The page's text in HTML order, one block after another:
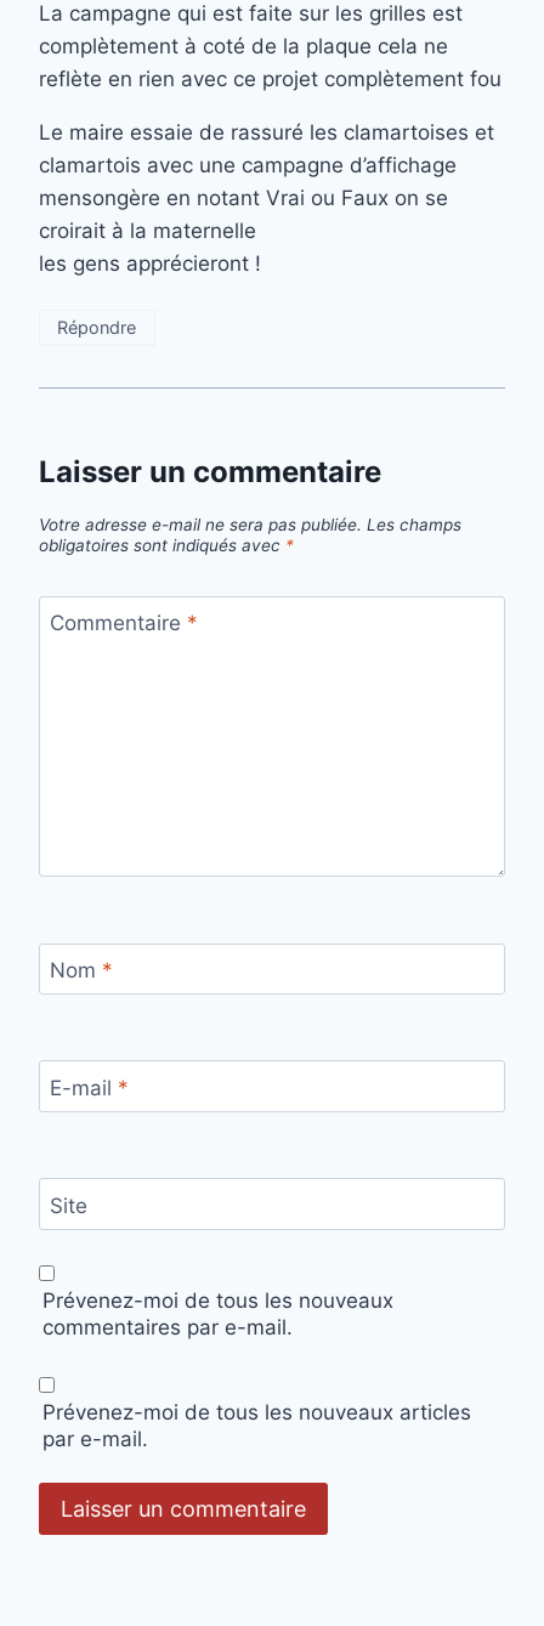
La campagne qui est faite sur les grilles est
complètement à coté de la plaque cela ne
reflète en rien avec ce projet complètement fou
Le maire essaie de rassuré les clamartoises et
clamartois avec une campagne d’affichage
mensongère en notant Vrai ou Faux on se
croirait à la maternelle
les gens apprécieront !
Répondre
Laisser un commentaire
Votre adresse e-mail ne sera pas publiée. Les champs
obligatoires sont indiqués avec *
Commentaire *
Nom *
E-mail *
Site
Prévenez-moi de tous les nouveaux
commentaires par e-mail.
Prévenez-moi de tous les nouveaux articles
par e-mail.